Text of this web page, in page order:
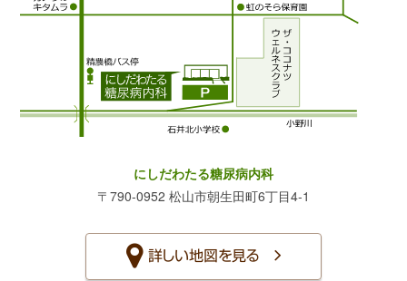
にしだわたる糖尿病内科
〒790-0952 松山市朝生田町6丁目4-1
詳しい地図を見る